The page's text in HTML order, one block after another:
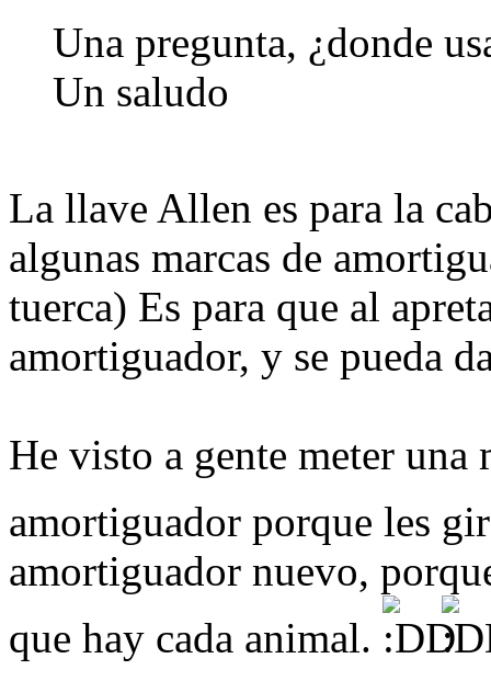
Una pregunta, ¿donde
Un saludo
La llave Allen es para la
algunas marcas de
tuerca) Es para que al
amortiguador, y se pueda
He visto a gente meter una
amortiguador porque les
amortiguador nuevo,
que hay cada animal.